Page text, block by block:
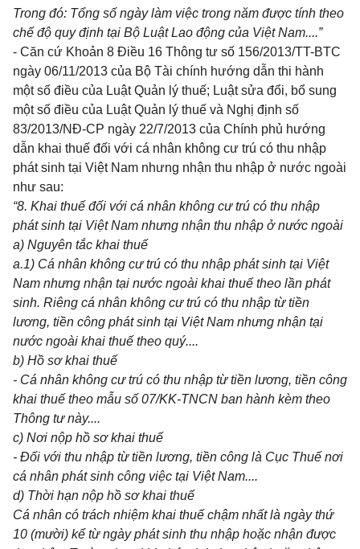
Trong đó: Tổng số ngày làm việc trong năm được tính theo
chế độ quy định tại Bộ Luật Lao động của Việt Nam....”
- Căn cứ Khoản 8 Điều 16 Thông tư số 156/2013/TT-BTC
ngày 06/11/2013 của Bộ Tài chính hướng dẫn thi hành
một số điều của Luật Quản lý thuế; Luật sửa đổi, bổ sung
một số điều của Luật Quản lý thuế và Nghị định số
83/2013/NĐ-CP ngày 22/7/2013 của Chính phủ hướng
dẫn khai thuế đối với cá nhân không cư trú có thu nhập
phát sinh tại Việt Nam nhưng nhận thu nhập ở nước ngoài
như sau:
“8. Khai thuế đối với cá nhân không cư trú có thu nhập
phát sinh tại Việt Nam nhưng nhận thu nhập ở nước ngoài
a) Nguyên tắc khai thuế
a.1) Cá nhân không cư trú có thu nhập phát sinh tại Việt
Nam nhưng nhận tại nước ngoài khai thuế theo lần phát
sinh. Riêng cá nhân không cư trú có thu nhập từ tiền
lương, tiền công phát sinh tại Việt Nam nhưng nhận tại
nước ngoài khai thuế theo quý....
b) Hồ sơ khai thuế
- Cá nhân không cư trú có thu nhập từ tiền lương, tiền công
khai thuế theo mẫu số 07/KK-TNCN ban hành kèm theo
Thông tư này....
c) Nơi nộp hồ sơ khai thuế
- Đối với thu nhập từ tiền lương, tiền công là Cục Thuế nơi
cá nhân phát sinh công việc tại Việt Nam....
d) Thời hạn nộp hồ sơ khai thuế
Cá nhân có trách nhiệm khai thuế chậm nhất là ngày thứ
10 (mười) kể từ ngày phát sinh thu nhập hoặc nhận được